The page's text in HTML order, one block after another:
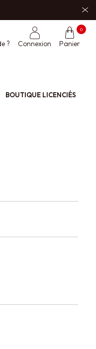
BOUTIQUE LICENCIÉS
? Connexion Panier
0